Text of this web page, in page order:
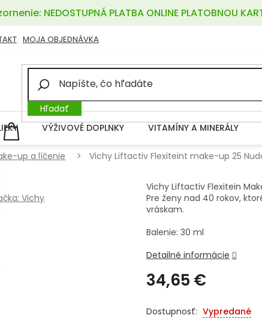
NEDOSTUPNÁ PLATBA ONLINE PLATOBNOU
MOJA OBJEDNÁVKA
Hľadať
NÁKUPNÝ
KOŠÍK
VÝŽIVOVÉ DOPLNKY VITAMÍNY A MINERÁLY
up a líčenie Vichy Liftactiv Flexiteint make-up 25
Vichy
34,65 €
cena:
Vypredané
Vichy Liftactiv Flexitein
Pre ženy nad 40 rokov,
vráskam.
Balenie: 30 ml
Detailné informácie